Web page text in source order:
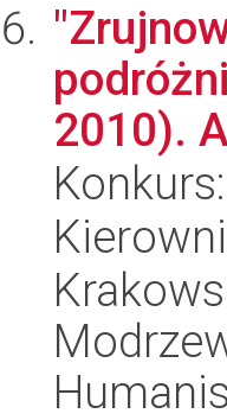
2010).
Konkurs: